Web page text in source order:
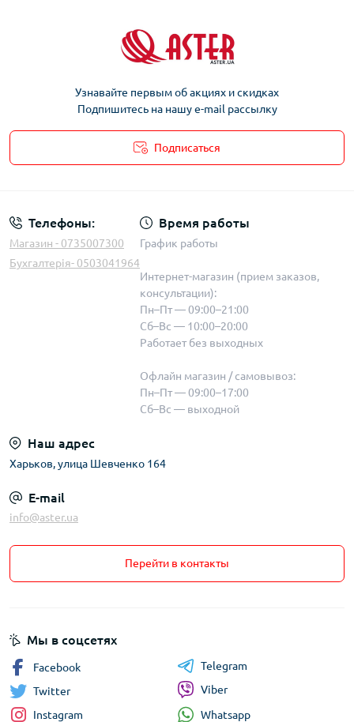
Узнавайте первым об акциях и скидках
Подпишитесь на нашу e-mail рассылку
Подписаться
Телефоны:
Магазин - 0735007300
Бухгалтерія- 0503041964
Время работы
График работы
Интернет-магазин (прием заказов,
консультации):
Пн–Пт — 09:00–21:00
Сб–Вс — 10:00–20:00
Работает без выходных
Офлайн магазин / самовывоз:
Пн–Пт — 09:00–17:00
Сб–Вс — выходной
Наш адрес
Харьков, улица Шевченко 164
E-mail
info@aster.ua
Перейти в контакты
Мы в соцсетях
Facebook
Twitter
Instagram
Telegram
Viber
Whatsapp